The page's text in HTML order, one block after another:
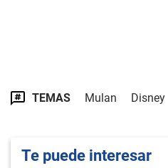
TEMAS Mulan Disney
Te puede interesar